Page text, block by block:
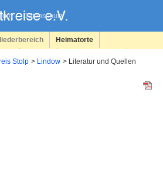
Datenschutz
Heimatorte
Stolp Lindow Literatur und Quellen